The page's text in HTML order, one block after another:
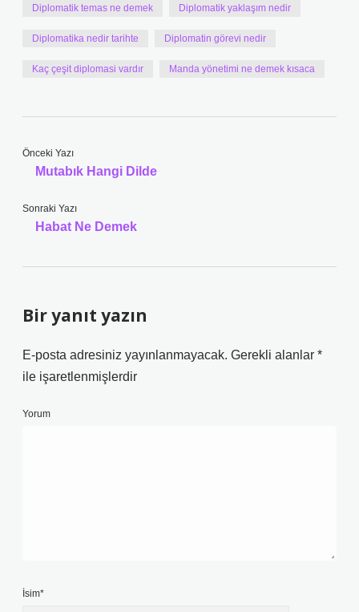
Diplomatik temas ne demek Diplomatik yaklaşım nedir
Diplomatika nedir tarihte Diplomatin görevi nedir
Kaç çeşit diplomasi vardır Manda yönetimi ne demek kısaca
Önceki Yazı
Mutabık Hangi Dilde
Sonraki Yazı
Habat Ne Demek
Bir yanıt yazın
E-posta adresiniz yayınlanmayacak. Gerekli alanlar *
ile işaretlenmişlerdir
Yorum
İsim*